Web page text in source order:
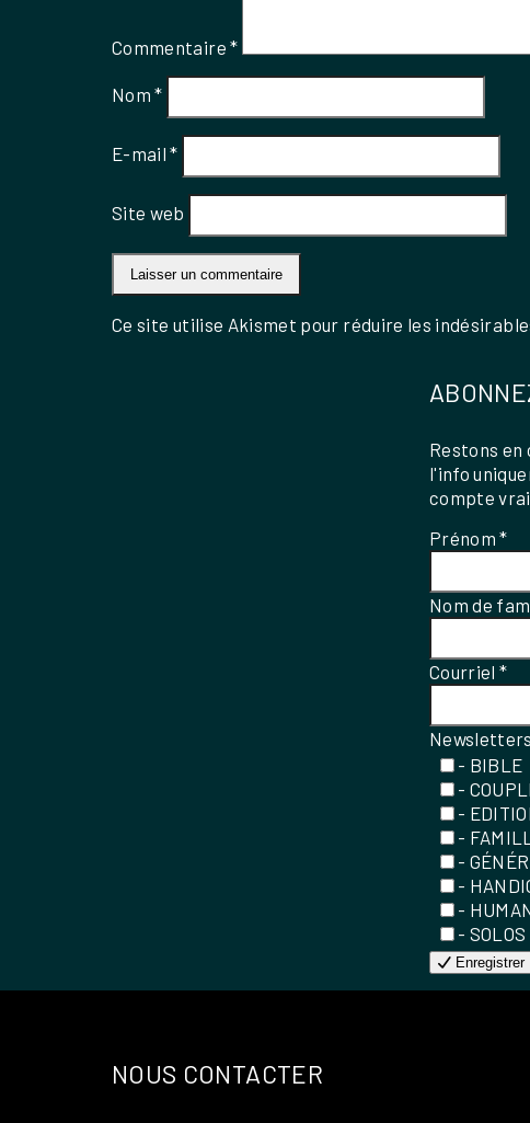
Commentaire*
Nom*
E-mail*
Site web
Ce site utilise Akismet pour réduire les
Restons
l'info
compte
Prénom*
Nom de
Courriel*
- BIBLE
-
-
-
-
-
-
- SOLOS
Enregistrer
NOUS CONTACTER